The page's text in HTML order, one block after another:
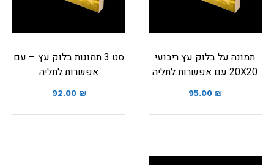
תמונה על בלוק עץ ריבועי
20X20 עם אפשרות לתליה
95.00 ₪
סט 3 תמונות בלוק עץ – עם
אפשרות לתליה
92.00 ₪